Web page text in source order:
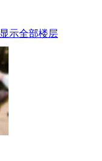
显示全部楼层